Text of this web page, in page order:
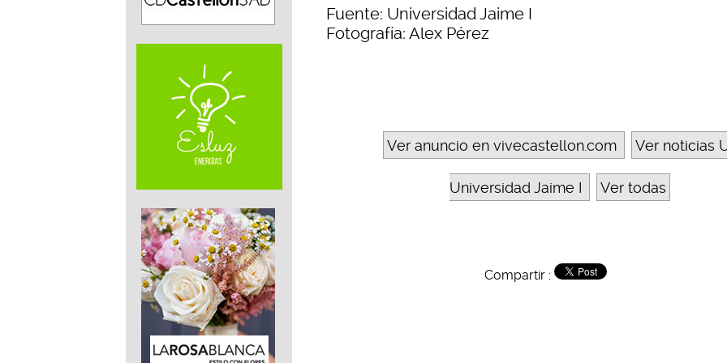
Fuente: Universidad Jaime I
Fotografía: Alex Pérez
Ver anuncio en vivecastellon.com Ver noticias
Universidad Jaime I Ver todas
Compartir :